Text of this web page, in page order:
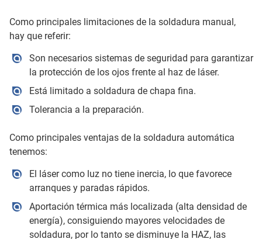
Como principales limitaciones de la soldadura manual,
hay que referir:
Son necesarios sistemas de seguridad para garantizar
la protección de los ojos frente al haz de láser.
Está limitado a soldadura de chapa fina.
Tolerancia a la preparación.
Como principales ventajas de la soldadura automática
tenemos:
El láser como luz no tiene inercia, lo que favorece
arranques y paradas rápidos.
Aportación térmica más localizada (alta densidad de
energía), consiguiendo mayores velocidades de
soldadura, por lo tanto se disminuye la HAZ, las